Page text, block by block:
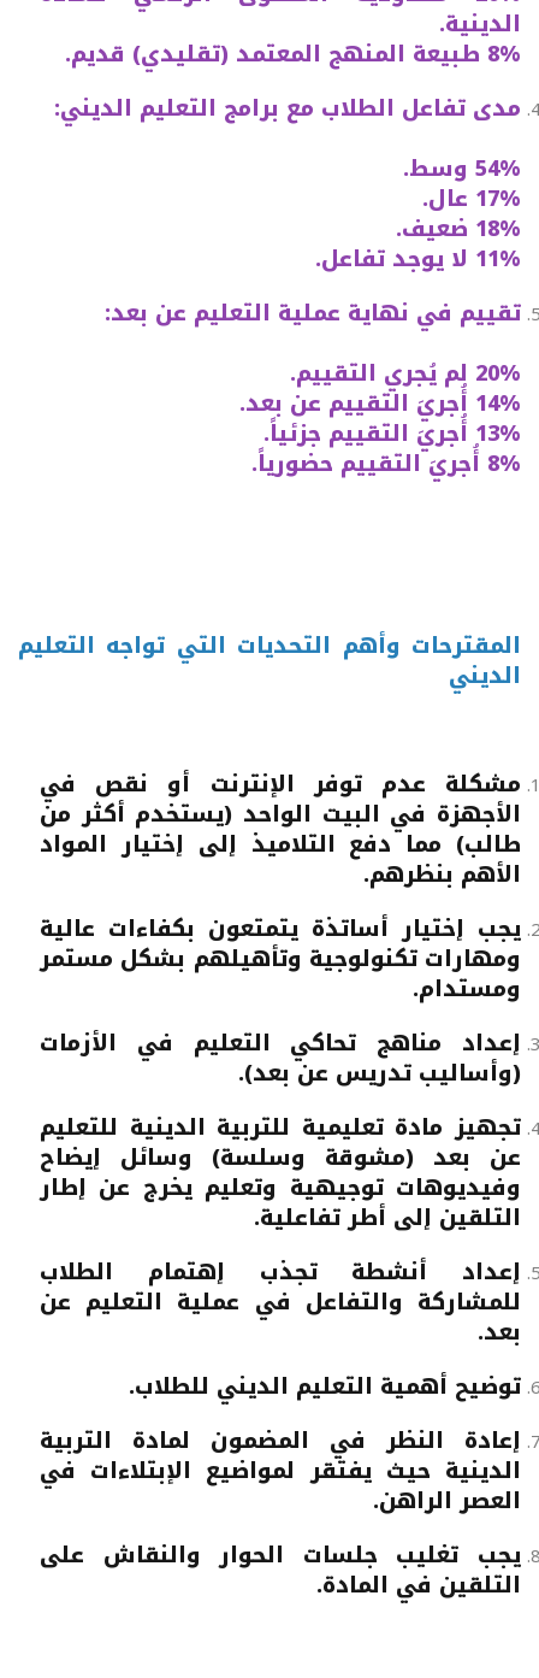
الدينية.
8% طبيعة المنهج المعتمد (تقليدي) قديم.
مدى تفاعل الطلاب مع برامج التعليم الديني:
54% وسط.
17% عال.
18% ضعيف.
11% لا يوجد تفاعل.
تقييم في نهاية عملية التعليم عن بعد:
20% لم يُجري التقييم.
14% أُجريَ التقييم عن بعد.
13% أُجريَ التقييم جزئياً.
8% أُجريَ التقييم حضورياً.
المقترحات وأهم التحديات التي تواجه التعليم
الديني
مشكلة عدم توفر الإنترنت أو نقص في
الأجهزة في البيت الواحد (يستخدم أكثر من
طالب) مما دفع التلاميذ إلى إختيار المواد
الأهم بنظرهم.
يجب إختيار أساتذة يتمتعون بكفاءات عالية
ومهارات تكنولوجية وتأهيلهم بشكل مستمر
ومستدام.
إعداد مناهج تحاكي التعليم في الأزمات
(وأساليب تدريس عن بعد).
تجهيز مادة تعليمية للتربية الدينية للتعليم
عن بعد (مشوقة وسلسة) وسائل إيضاح
وفيديوهات توجيهية وتعليم يخرج عن إطار
التلقين إلى أطر تفاعلية.
إعداد أنشطة تجذب إهتمام الطلاب
للمشاركة والتفاعل في عملية التعليم عن
بعد.
توضيح أهمية التعليم الديني للطلاب.
إعادة النظر في المضمون لمادة التربية
الدينية حيث يفتقر لمواضيع الإبتلاءات في
العصر الراهن.
يجب تغليب جلسات الحوار والنقاش على
التلقين في المادة.